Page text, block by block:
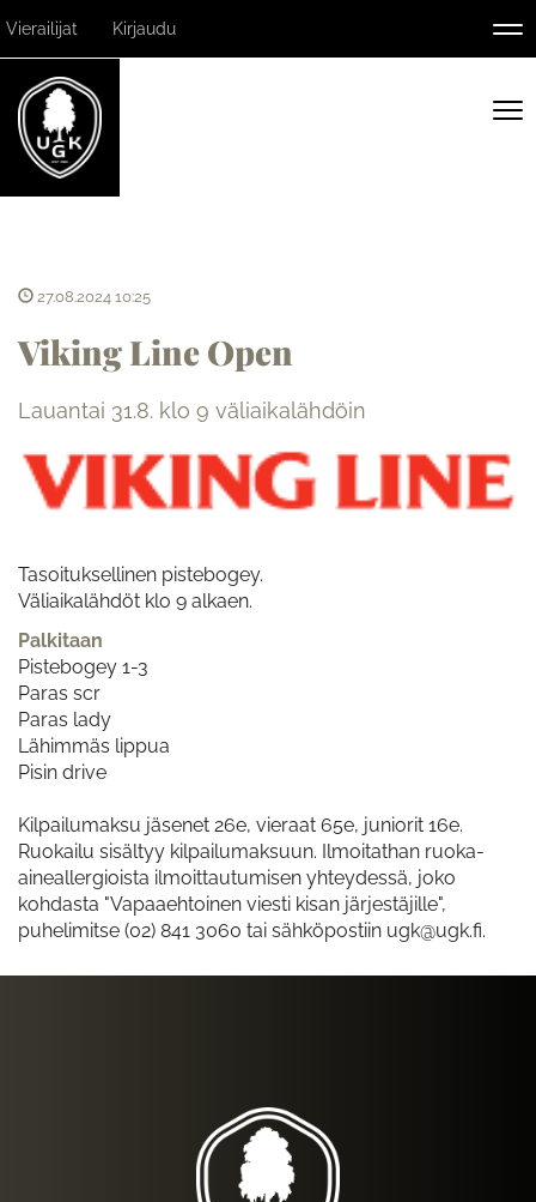
Vierailijat Kirjaudu
27.08.2024 10:25
Viking Line Open
Lauantai 31.8. klo 9 väliaikalähdöin
Tasoituksellinen pistebogey.
Väliaikalähdöt klo 9 alkaen.
Palkitaan
Pistebogey 1-3
Paras scr
Paras lady
Lähimmäs lippua
Pisin drive
​​​​​​​Kilpailumaksu jäsenet 26e, vieraat 65e, juniorit 16e.
Ruokailu sisältyy kilpailumaksuun. Ilmoitathan ruoka-
aineallergioista ilmoittautumisen yhteydessä, joko
kohdasta "Vapaaehtoinen viesti kisan järjestäjille",
puhelimitse (02) 841 3060 tai sähköpostiin ugk@ugk.fi.